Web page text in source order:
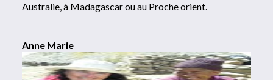
Australie, à Madagascar ou au Proche orient.
Anne Marie